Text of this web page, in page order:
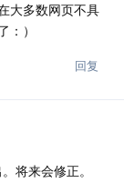
大多数网页不具
）
回复
将来会修正。